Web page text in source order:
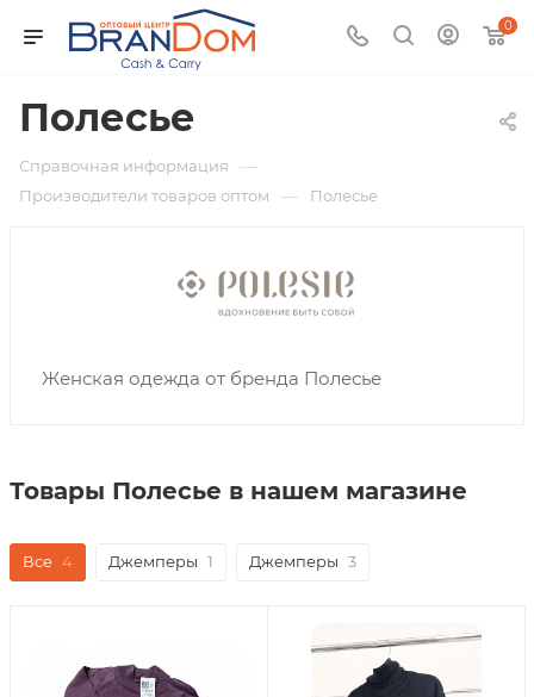
0
Полесье
Справочная информация —
Производители товаров оптом — Полесье
Женская одежда от бренда Полесье
Товары Полесье в нашем магазине
Все 4 Джемперы 1 Джемперы 3